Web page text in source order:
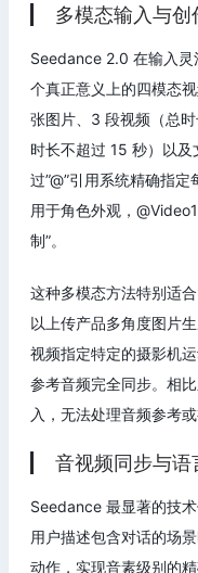
多模态输入与创
Seedance 2.0 在输入灵
个真正意义上的四模态
张图片、3 段视频（总
时长不超过 15 秒）以
过”@”引用系统精确指
用于角色外观，
制”。
这种多模态方法特别适
以上传产品多角度图片
视频指定特定的摄影机
参考音频完全同步。相
入，无法处理音频参考或
音视频同步与语
Seedance 最显著的技
用户描述包含对话的场
动作，实现音素级别的